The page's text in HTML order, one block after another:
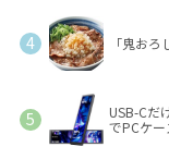
「鬼お
USB-Cだ
でPCケ